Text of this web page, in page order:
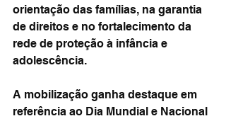
orientação das famílias, na garantia
de direitos e no fortalecimento da
rede de proteção à infância e
adolescência.
A mobilização ganha destaque em
referência ao Dia Mundial e Nacional